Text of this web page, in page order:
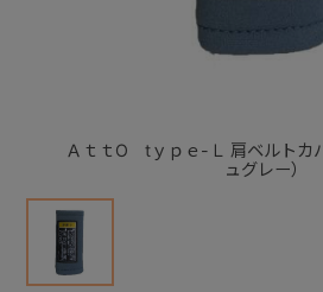
ＡｔｔO tｙｐｅ-Ｌ 肩ベルトカ
ュグレー）